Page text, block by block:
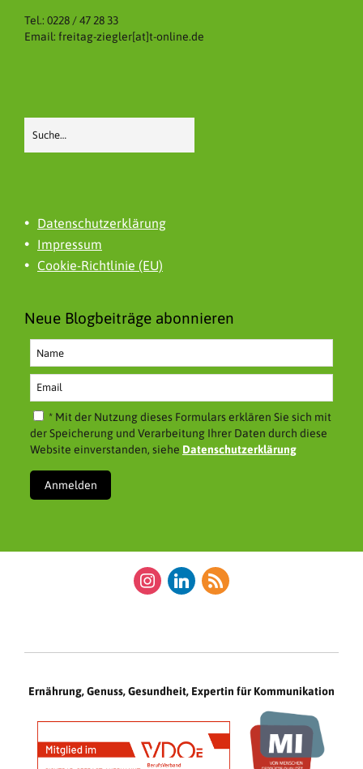
Tel.: 0228 / 47 28 33
Email: freitag-ziegler[at]t-online.de
Datenschutzerklärung
Impressum
Cookie-Richtlinie (EU)
Neue Blogbeiträge abonnieren
* Mit der Nutzung dieses Formulars erklären Sie sich mit
der Speicherung und Verarbeitung Ihrer Daten durch diese
Website einverstanden, siehe Datenschutzerklärung
instagramlinkedinrss
Ernährung, Genuss, Gesundheit, Expertin für Kommunikation